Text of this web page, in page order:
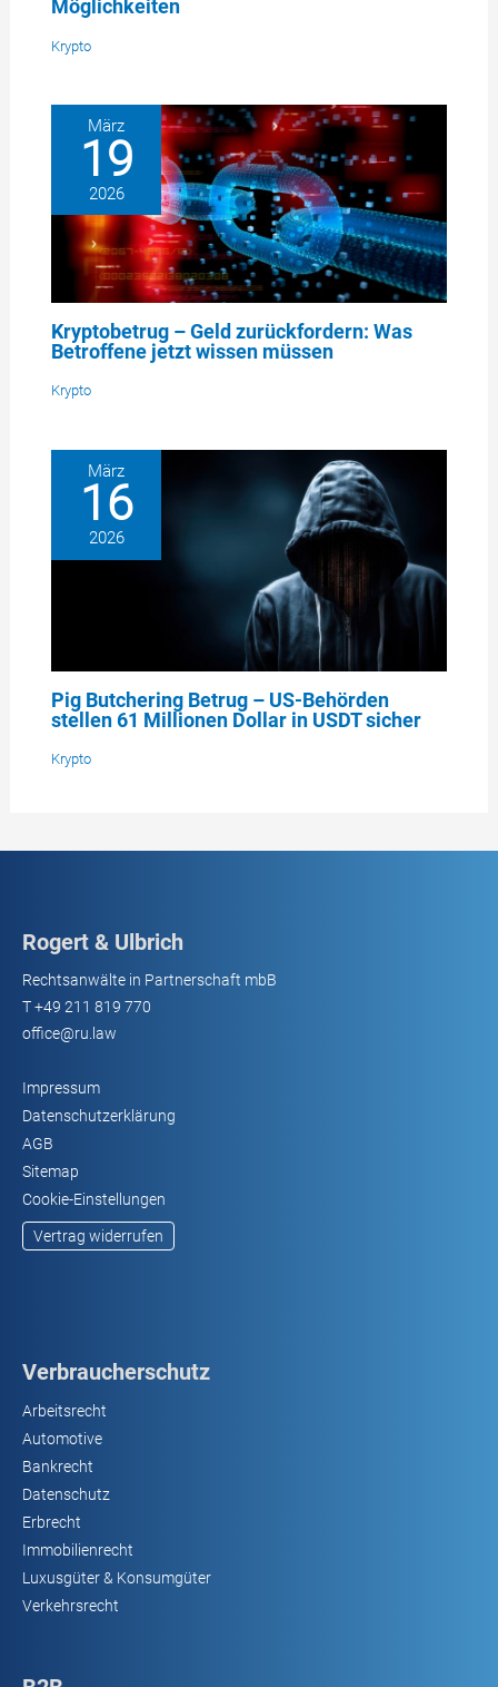
Möglichkeiten
Krypto
März
19
2026
Kryptobetrug – Geld zurückfordern: Was
Betroffene jetzt wissen müssen
Krypto
März
16
2026
Pig Butchering Betrug – US-Behörden
stellen 61 Millionen Dollar in USDT sicher
Krypto
Rogert & Ulbrich
Rechtsanwälte in Partnerschaft mbB
T+49 211 819 770
office@ru.law
Impressum
Datenschutzerklärung
AGB
Sitemap
Cookie-Einstellungen
Vertrag widerrufen
Verbraucherschutz
Arbeitsrecht
Automotive
Bankrecht
Datenschutz
Erbrecht
Immobilienrecht
Luxusgüter & Konsumgüter
Verkehrsrecht